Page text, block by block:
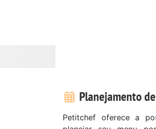
Planejamento
Petitchef oferece a